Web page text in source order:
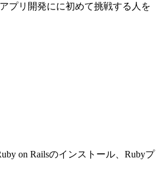
プリ開発にに初めて挑戦する人を
on Railsのインストール、Rubyプ